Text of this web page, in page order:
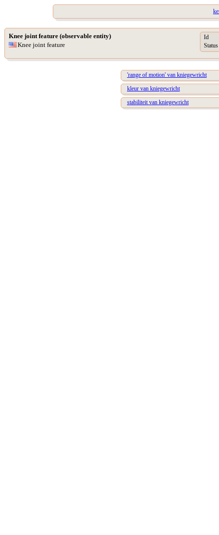
Knee joint feature (observable entity)
Knee joint feature
Id
Status
'range of motion' van kniegewricht
kleur van kniegewricht
stabiliteit van kniegewricht